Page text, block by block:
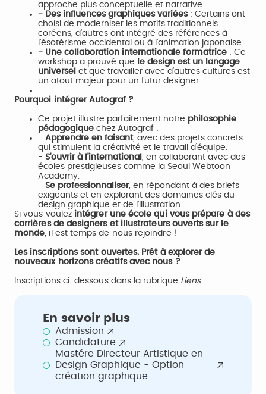
approche plus conceptuelle et narrative.
- Des influences graphiques variées: Certains ont
choisi de moderniser les motifs traditionnels
coréens, d’autres ont intégré des références à
l’ésotérisme occidental ou à l’animation japonaise.
- Une collaboration internationale formatrice : Ce
workshop a prouvé que
le design est un langage
universel et que travailler avec d’autres cultures est
un atout majeur pour un futur designer.
Pourquoi intégrer Autograf ?
Ce projet illustre parfaitement notre philosophie
pédagogique chez Autograf :
- Apprendre en faisant, avec des projets concrets
qui stimulent la créativité et le travail d’équipe.
- S’ouvrir à l’international , en collaborant avec des
écoles prestigieuses comme la Seoul Webtoon
Academy.
- Se professionnaliser, en répondant à des briefs
exigeants et en explorant des domaines clés du
design graphique et de l’illustration.
Si vous voulez intégrer une école qui vous prépare à des
carrières de designers et illustrateurs ouverts sur le
monde, il est temps de nous rejoindre !
Les inscriptions sont ouvertes. Prêt à explorer de
nouveaux horizons créatifs avec nous ?
Inscriptions ci-dessous dans la rubrique Liens.
En savoir plus
Admission
Candidature
Mastére Directeur Artistique en
Design Graphique - Option
création graphique